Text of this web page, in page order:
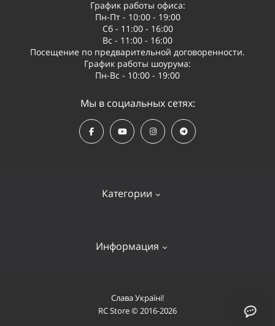
Категории
Квадрокоптеры
Самолеты
Информация
Оплата и доставка
О компании
График работы офиса:
Пн-Пт - 10:00 - 19:00
Сб - 11:00 - 16:00
Вс - 11:00 - 16:00
Посещение по предварительной договоренности.
График работы шоурума:
Пн-Вс - 10:00 - 19:00
Мы в социальных сетях:
Слава Україні!
RC Store © 2016-2026